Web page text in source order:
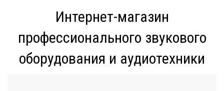
Интернет-магазин
профессионального звукового
оборудования и аудиотехники